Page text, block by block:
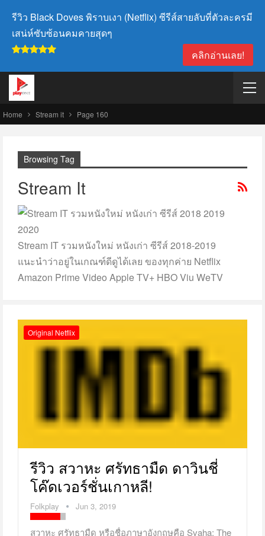
รีวิว Black Doves พิราบเงา (Netflix) ซีรีส์สายลับที่ตัวละครมี
เสน่ห์ซับซ้อนคมคายสุดๆ
คลิกอ่านเลย!
Home Stream it Page 160
Browsing Tag
Stream It
Stream IT รวมหนังใหม่ หนังเก่า ซีรีส์ 2018-2019
แนะนำว่าอยู่ในเกณฑ์ดีดูได้เลย ของทุกค่าย Netflix
Amazon Prime Video Apple TV+ HBO Viu WeTV
Original Netflix
รีวิว สวาหะ ศรัทธามืด ดาวินชี่
โค๊ดเวอร์ชั่นเกาหลี!
Folkplay Jun 3, 2019
สวาหะ ศรัทธามืด หรือชื่อภาษาอังกฤษคือ Svaha: The